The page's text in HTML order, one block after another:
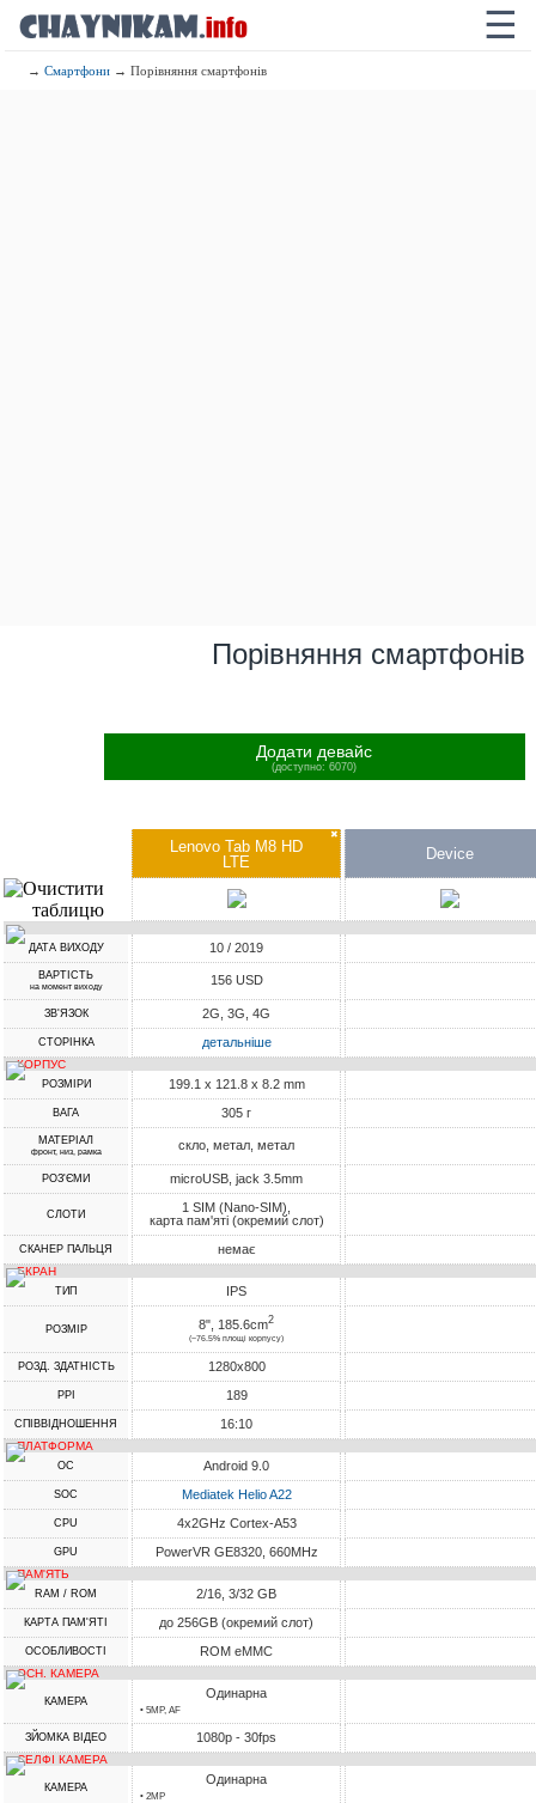
☰
→Смартфони → Порівняння смартфонів
Порівняння смартфонів
Додати девайс
(доступно: 6070)
✖
Lenovo Tab M8 HD
LTE
Device
ДАТА ВИХОДУ 10 / 2019
ВАРТІСТЬ
на момент виходу 156 USD
ЗВ'ЯЗОК 2G, 3G, 4G
СТОРІНКА детальніше
КОРПУС
РОЗМІРИ 199.1 x 121.8 x 8.2 mm
ВАГА 305 г
МАТЕРІАЛ
фронт, низ, рамка скло, метал, метал
РОЗ'ЄМИ microUSB, jack 3.5mm
СЛОТИ
1 SIM (Nano-SIM),
карта пам'яті (окремий слот)
СКАНЕР ПАЛЬЦЯ немає
ЕКРАН
ТИП IPS
РОЗМІР 8", 185.6cm2
(~76.5% площі корпусу)
РОЗД. ЗДАТНІСТЬ 1280x800
PPI 189
СПІВВІДНОШЕННЯ 16:10
ПЛАТФОРМА
ОС Android 9.0
SOC Mediatek Helio A22
CPU 4x2GHz Cortex-A53
GPU PowerVR GE8320, 660MHz
ПАМ'ЯТЬ
RAM / ROM 2/16, 3/32 GB
КАРТА ПАМ'ЯТІ до 256GB (окремий слот)
ОСОБЛИВОСТІ ROM eMMC
ОСН. КАМЕРА
КАМЕРА
Одинарна
• 5MP, AF
ЗЙОМКА ВІДЕО 1080p - 30fps
СЕЛФІ КАМЕРА
КАМЕРА
Одинарна
• 2MP